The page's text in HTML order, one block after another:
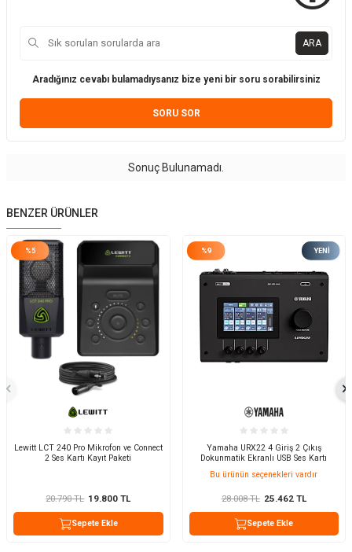
ARA
Aradığınız cevabı bulamadıysanız bize yeni bir soru sorabilirsiniz
SORU SOR
Sonuç Bulunamadı.
BENZER ÜRÜNLER
%5
Lewitt LCT 240 Pro Mikrofon ve Connect
2 Ses Kartı Kayıt Paketi
20.790TL 19.800 TL
Sepete Ekle
%9 YENI
Yamaha URX22 4 Giriş 2 Çıkış
Dokunmatik Ekranlı USB Ses Kartı
Bu ürünün seçenekleri vardır
28.008TL 25.462TL
Sepete Ekle